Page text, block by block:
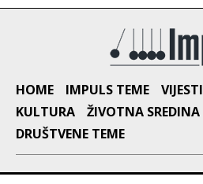
HOME IMPULS TEME VIJESTI
KULTURA
ŽIVOTNA SREDINA
DRUŠTVENE TEME